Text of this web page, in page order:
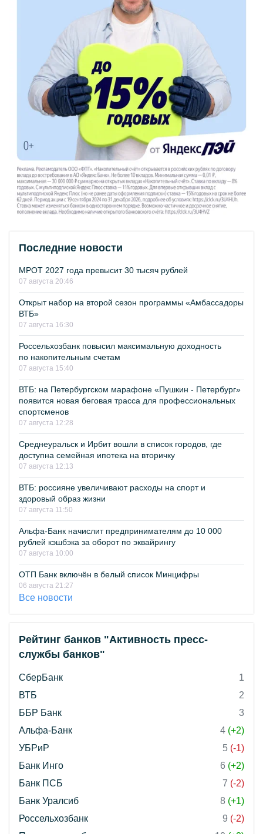
Последние новости
МРОТ 2027 года превысит 30 тысяч рублей
07 августа 20:46
Открыт набор на второй сезон программы «Амбассадоры
ВТБ»
07 августа 16:30
Россельхозбанк повысил максимальную доходность
по накопительным счетам
07 августа 15:40
ВТБ: на Петербургском марафоне «Пушкин - Петербург»
появится новая беговая трасса для профессиональных
спортсменов
07 августа 12:28
Среднеуральск и Ирбит вошли в список городов, где
доступна семейная ипотека на вторичку
07 августа 12:13
ВТБ: россияне увеличивают расходы на спорт и
здоровый образ жизни
07 августа 11:50
Альфа-Банк начислит предпринимателям до 10 000
рублей кэшбэка за оборот по эквайрингу
07 августа 10:00
ОТП Банк включён в белый список Минцифры
06 августа 21:27
Все новости
Рейтинг банков "Активность пресс-
службы банков"
СберБанк
1
ВТБ
2
ББР Банк
3
Альфа-Банк
4 (+2)
УБРиР
5 (-1)
Банк Инго
6 (+2)
Банк ПСБ
7 (-2)
Банк Уралсиб
8 (+1)
Россельхозбанк
9 (-2)